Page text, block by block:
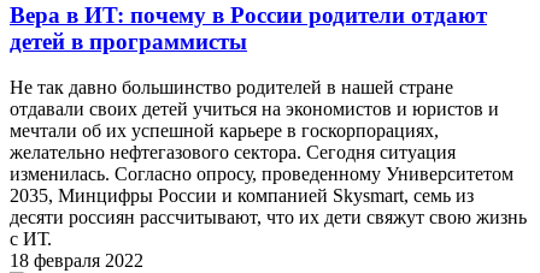
Вера в ИT: почему в России родители отдают
детей в программисты
Не так давно большинство родителей в нашей стране
отдавали своих детей учиться на экономистов и юристов и
мечтали об их успешной карьере в госкорпорациях,
желательно нефтегазового сектора. Сегодня ситуация
изменилась. Согласно опросу, проведенному Университетом
2035, Минцифры России и компанией Skysmart, семь из
десяти россиян рассчитывают, что их дети свяжут свою жизнь
с ИТ.
18 февраля 2022